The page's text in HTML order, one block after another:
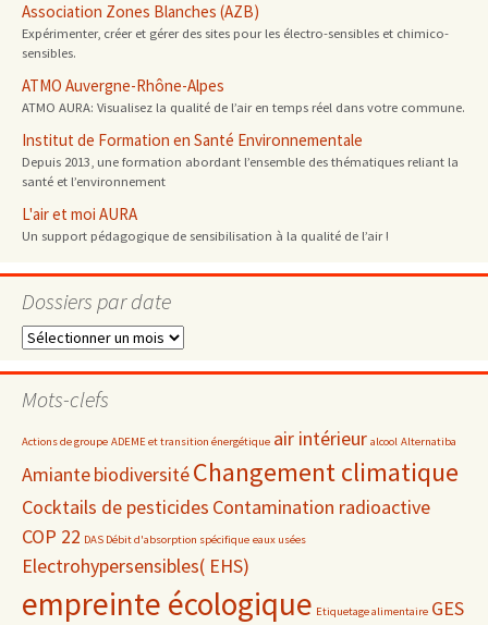
Association Zones Blanches (AZB)
Expérimenter, créer et gérer des sites pour les électro-sensibles et chimico-
sensibles.
ATMO Auvergne-Rhône-Alpes
ATMO AURA: Visualisez la qualité de l’air en temps réel dans votre commune.
Institut de Formation en Santé Environnementale
Depuis 2013, une formation abordant l’ensemble des thématiques reliant la
santé et l’environnement
L'air et moi AURA
Un support pédagogique de sensibilisation à la qualité de l’air !
Dossiers par date
Dossiers
date
Mots-clefs
Actions de groupe ADEME et transition énergétique air intérieur alcool Alternatiba
AmiantebiodiversitéChangement climatique
Cocktails de pesticides Contamination radioactive
COP 22 DAS Débit d'absorption spécifique eaux usées
Electrohypersensibles( EHS)
empreinte écologique Etiquetage alimentaire GES